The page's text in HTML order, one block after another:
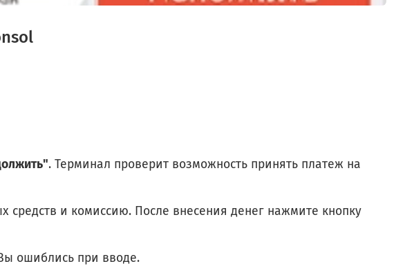
. Терминал проверит возможность принять платеж на
и комиссию. После внесения денег нажмите кнопку
ошиблись при вводе.